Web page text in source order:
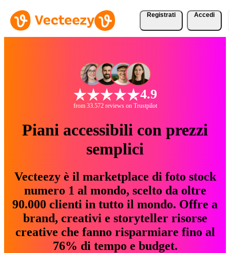
Registrati Accedi
4.9
from 33.572 reviews on Trustpilot
Piani accessibili con prezzi
semplici
Vecteezy è il marketplace di foto stock
numero 1 al mondo, scelto da oltre
90.000 clienti in tutto il mondo. Offre a
brand, creativi e storyteller risorse
creative che fanno risparmiare fino al
76% di tempo e budget.